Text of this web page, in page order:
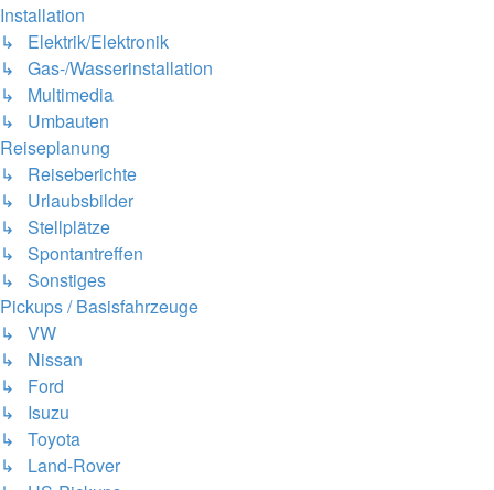
Installation
↳ Elektrik/Elektronik
↳ Gas-/Wasserinstallation
↳ Multimedia
↳ Umbauten
Reiseplanung
↳ Reiseberichte
↳ Urlaubsbilder
↳ Stellplätze
↳ Spontantreffen
↳ Sonstiges
Pickups / Basisfahrzeuge
↳ VW
↳ Nissan
↳ Ford
↳ Isuzu
↳ Toyota
↳ Land-Rover